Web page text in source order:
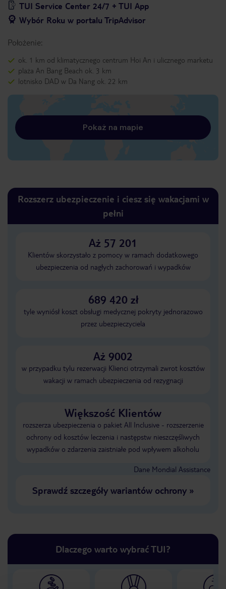
TUI Service Center 24/7 + TUI App
Wybór Roku w portalu TripAdvisor
Położenie:
ok. 1 km od klimatycznego centrum Hoi An i ulicznego marketu
plaża An Bang Beach ok. 3 km
lotnisko DAD w Da Nang ok. 22 km
Pokaż na mapie
Rozszerz ubezpieczenie i ciesz się wakacjami w
pełni
Aż 57 201
Klientów skorzystało z pomocy w ramach dodatkowego
ubezpieczenia od nagłych zachorowań i wypadków
689 420 zł
tyle wyniósł koszt obsługi medycznej pokryty jednorazowo
przez ubezpieczyciela
Aż 9002
w przypadku tylu rezerwacji Klienci otrzymali zwrot kosztów
wakacji w ramach ubezpieczenia od rezygnacji
Większość Klientów
rozszerza ubezpieczenia o pakiet All Inclusive - rozszerzenie
ochrony od kosztów leczenia i następstw nieszczęśliwych
wypadków o zdarzenia zaistniałe pod wpływem alkoholu
Dane Mondial Assistance
Sprawdź szczegóły wariantów ochrony»
Dlaczego warto wybrać TUI?